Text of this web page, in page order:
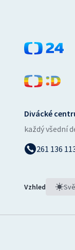
Divácké
každý všední
261 136
Vzhled